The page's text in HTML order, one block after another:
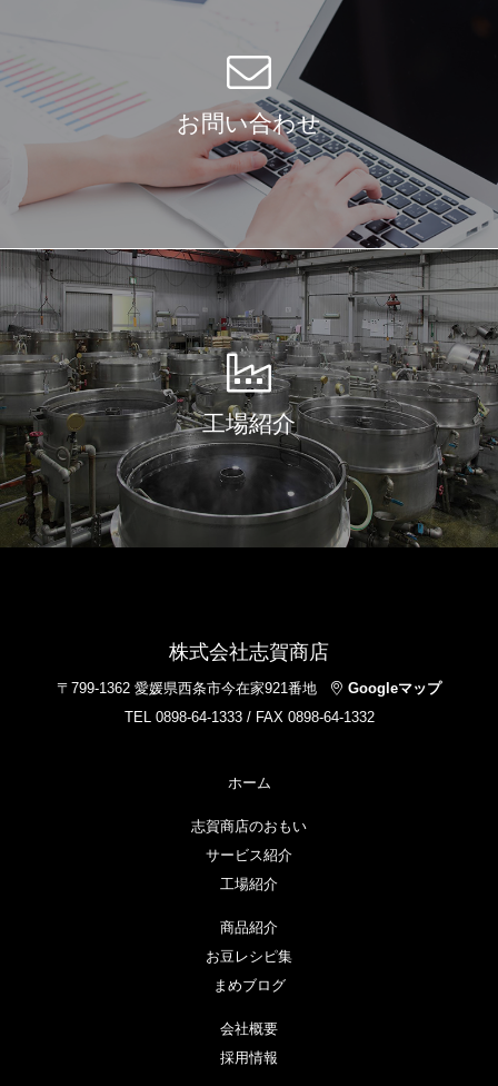
お問い合わせ
工場紹介
株式会社志賀商店
〒799-1362 愛媛県西条市今在家921番地
Googleマップ
TEL 0898-64-1333 / FAX 0898-64-1332
ホーム
志賀商店のおもい
サービス紹介
工場紹介
商品紹介
お豆レシピ集
まめブログ
会社概要
採用情報